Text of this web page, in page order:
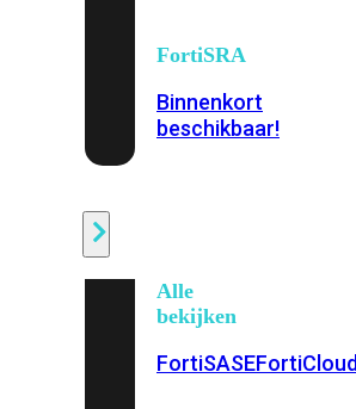
FortiSRA
Binnenkort
beschikbaar!
Alle
bekijken
FortiSASEFortiCloud